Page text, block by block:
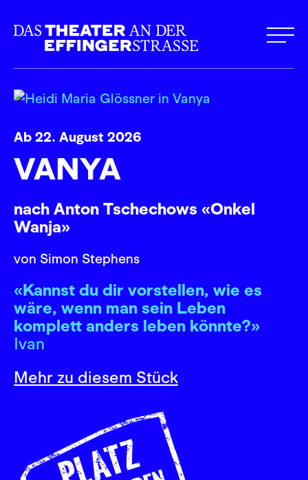
Ab 22. August 2026
VANYA
nach Anton Tschechows «Onkel
Wanja»
von Simon Stephens
«Kannst du dir vorstellen, wie es
wäre, wenn man sein Leben
komplett anders leben könnte?»
Ivan
Mehr zu diesem Stück